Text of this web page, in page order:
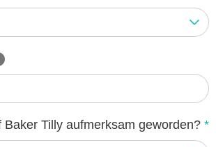
Baker Tilly aufmerksam geworden? *